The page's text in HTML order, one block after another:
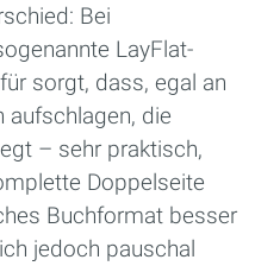
Bei
LayFlat-
sorgt, dass, egal an
aufschlagen, die
– sehr praktisch,
Doppelseite
Buchformat besser
jedoch pauschal